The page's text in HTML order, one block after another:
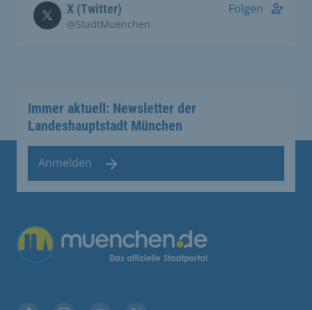
X (Twitter)
@StadtMuenchen
Folgen
Immer aktuell: Newsletter der
Landeshauptstadt München
Anmelden
Übergreifende Links